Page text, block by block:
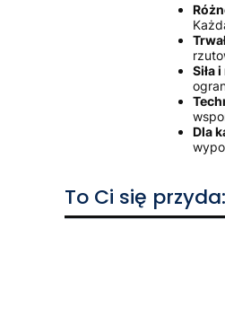
Siła
Dla
To Ci się przyda: